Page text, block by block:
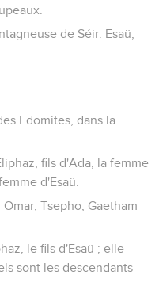
de Séir. Esaü,
Edomites, dans la
fils d'Ada, la femme
d'Esaü.
Tsepho, Gaetham
le fils d'Esaü ; elle
sont les descendants